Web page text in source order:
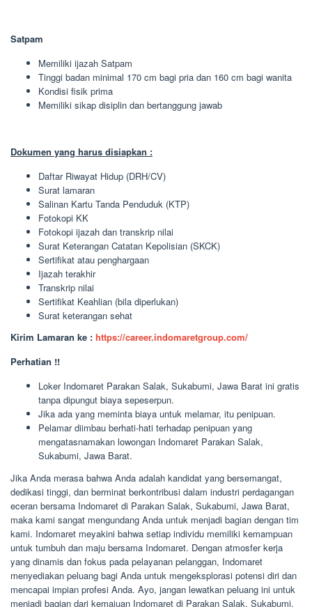
Satpam
Memiliki ijazah Satpam
Tinggi badan minimal 170 cm bagi pria dan 160 cm bagi wanita
Kondisi fisik prima
Memiliki sikap disiplin dan bertanggung jawab
Dokumen yang harus disiapkan :
Daftar Riwayat Hidup (DRH/CV)
Surat lamaran
Salinan Kartu Tanda Penduduk (KTP)
Fotokopi KK
Fotokopi ijazah dan transkrip nilai
Surat Keterangan Catatan Kepolisian (SKCK)
Sertifikat atau penghargaan
Ijazah terakhir
Transkrip nilai
Sertifikat Keahlian (bila diperlukan)
Surat keterangan sehat
Kirim Lamaran ke : https://career.indomaretgroup.com/
Perhatian !!
Loker Indomaret Parakan Salak, Sukabumi, Jawa Barat ini gratis
tanpa dipungut biaya sepeserpun.
Jika ada yang meminta biaya untuk melamar, itu penipuan.
Pelamar diimbau berhati-hati terhadap penipuan yang
mengatasnamakan lowongan Indomaret Parakan Salak,
Sukabumi, Jawa Barat.
Jika Anda merasa bahwa Anda adalah kandidat yang bersemangat,
dedikasi tinggi, dan berminat berkontribusi dalam industri perdagangan
eceran bersama Indomaret di Parakan Salak, Sukabumi, Jawa Barat,
maka kami sangat mengundang Anda untuk menjadi bagian dengan tim
kami. Indomaret meyakini bahwa setiap individu memiliki kemampuan
untuk tumbuh dan maju bersama Indomaret. Dengan atmosfer kerja
yang dinamis dan fokus pada pelayanan pelanggan, Indomaret
menyediakan peluang bagi Anda untuk mengeksplorasi potensi diri dan
mencapai impian profesi Anda. Ayo, jangan lewatkan peluang ini untuk
menjadi bagian dari kemajuan Indomaret di Parakan Salak, Sukabumi,